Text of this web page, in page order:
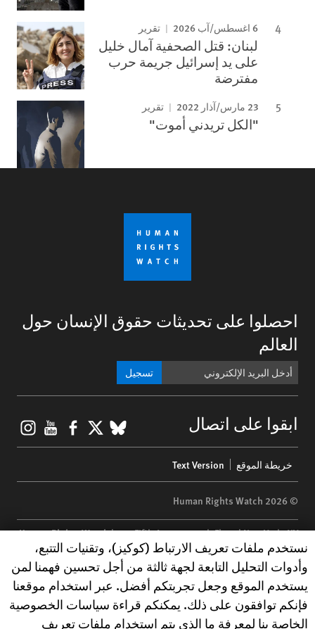
6 اغسطس/آب 2026 تقرير
لبنان: قتل الصحفية آمال خليل
على يد إسرائيل جريمة حرب
مفترضة
23 مارس/آذار 2022 تقرير
"الكل تريدني أموت"
احصلوا على تحديثات حقوق الإنسان حول
العالم
تسجيل
ابقوا على اتصال BlueSky
X
menu
خريطة الموقع Text Version
© 2026 Human Rights Watch
Human Rights Watch| 350 Fifth Avenue, 34th Floor | New York,NY
10118-3299 USA|t 1.212.290.4700
Human Rights Watchis a 501(C)(3) nonprofit registered in the US
under EIN: 13-2875808
Human Rights Watch cookie preferences
نستخدم ملفات تعريف الارتباط (كوكيز)، وتقنيات التتبع،
وأدوات التحليل التابعة لجهة ثالثة من أجل تحسين فهمنا لمن
يستخدم الموقع وجعل تجربتكم أفضل. عبر استخدام موقعنا
فإنكم توافقون على ذلك. يمكنكم قراءة سياسات الخصوصية
الخاصة بنا لمعرفة ما الذي يتم استخدام ملفات تعريف